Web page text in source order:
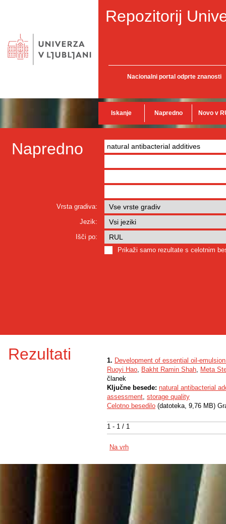
Repozitorij
Nacionalni portal odprte znanosti
Iskanje Napredno Novo v
Napredno
Vrsta gradiva:
Jezik:
Išči po:
Prikaži samo rezultate s celotnim
Rezultati
1 - 1 / 1
1. Development of essential oil-
Ruoyi Hao, Bakht Ramin Shah, Meta
članek
Ključne besede: natural antibacterial
assessment, storage quality
Celotno besedilo (datoteka, 9,76 MB)
Na vrh